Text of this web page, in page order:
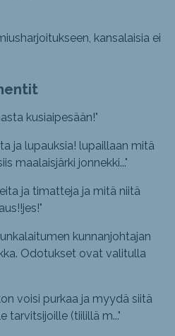
kansalaisia ei
kusiaipesään!"
ja lupauksia! lupaillaan mitä
maalaisjärki jonnekki..."
ja timatteja ja mitä niitä
"
kunnanjohtajan
Odotukset ovat valitulla
voisi purkaa ja myydä siitä
tarvitsijoille (tiilillä m..."